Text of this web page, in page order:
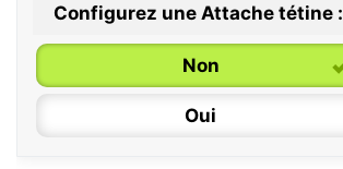
0 / 6 mois
6 / 36 mois
Configurez une Attache tétine :
Non
Oui